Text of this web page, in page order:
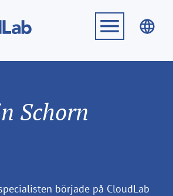
Schorn
började på CloudLab